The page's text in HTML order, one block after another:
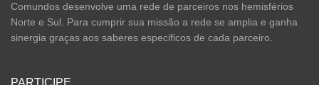
Comundos desenvolve uma rede de parceiros nos hemisférios
Norte e Sul. Para cumprir sua missão a rede se amplia e ganha
sinergia graças aos saberes especificos de cada parceiro.